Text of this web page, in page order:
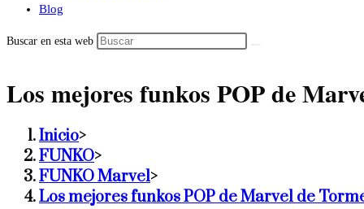
Blog
Buscar en esta web
Los mejores funkos POP de
Inicio>
FUNKO>
FUNKO Marvel>
Los mejores funkos POP de Marvel de